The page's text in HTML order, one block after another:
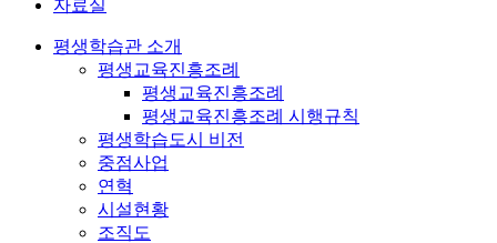
자료실
평생학습관 소개
평생교육진흥조례
평생교육진흥조례
평생교육진흥조례 시행규칙
평생학습도시 비전
중점사업
연혁
시설현황
조직도